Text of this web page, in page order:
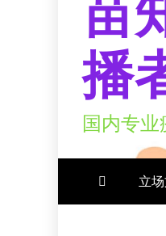
苗
播
国内专业
立